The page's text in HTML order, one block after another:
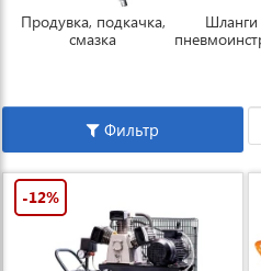
Продувка, подкачка,
смазка
Шланги
Фильтр
-12%